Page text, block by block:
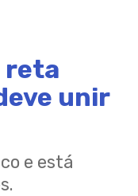
reta
unir
e está